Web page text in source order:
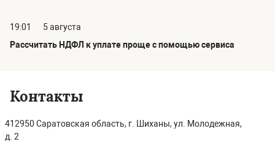
19:01
5 августа
Рассчитать НДФЛ к уплате проще с помощью сервиса
Контакты
412950 Саратовская область, г. Шиханы, ул. Молодежная,
д. 2